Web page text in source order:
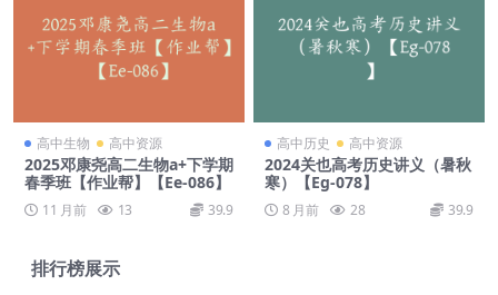
高中生物 高中资源
2025邓康尧高二生物a+下学期
春季班【作业帮】【Ee-086】
11 月前 13 39.9
高中历史 高中资源
2024关也高考历史讲义（暑秋
寒）【Eg-078】
8 月前 28 39.9
排行榜展示